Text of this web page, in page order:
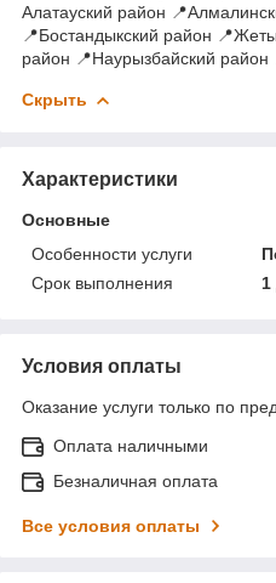
Алатауский район
📍Бостандыкский район
район 📍Наурызбайский район
Скрыть
Характеристики
Основные
Особенности услуги
Срок выполнения
1
Условия оплаты
Оказание услуги только по
Оплата наличными
Безналичная оплата
Все условия оплаты